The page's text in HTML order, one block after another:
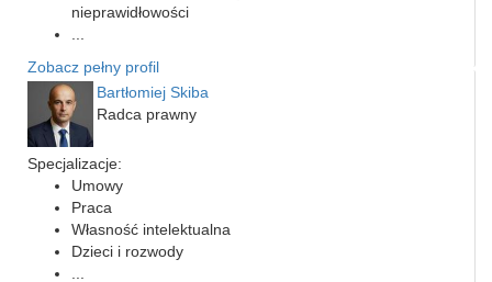
nieprawidłowości
Zobacz pełny profil
Bartłomiej Skiba
Radca prawny
Specjalizacje:
Umowy
Praca
Własność intelektualna
Dzieci i rozwody